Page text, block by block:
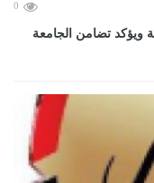
0
ويؤكد تضامن الجامعة